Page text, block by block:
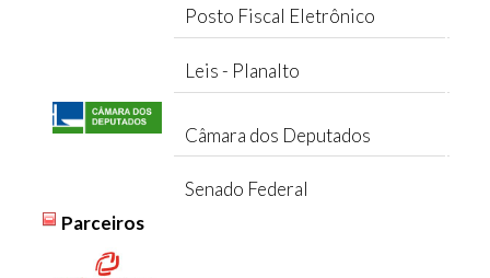
Posto Fiscal Eletrônico
Leis - Planalto
Câmara dos Deputados
Senado Federal
Parceiros